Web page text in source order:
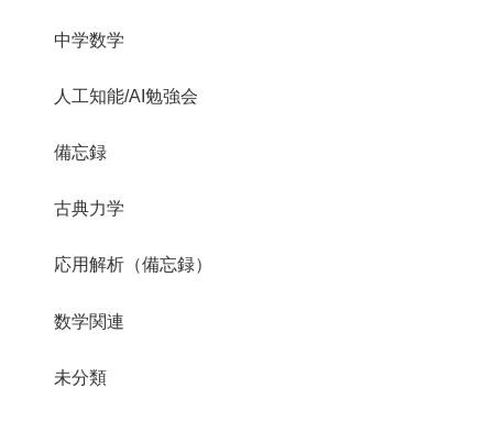
中学数学
人工知能/AI勉強会
備忘録
古典力学
応用解析（備忘録）
数学関連
未分類